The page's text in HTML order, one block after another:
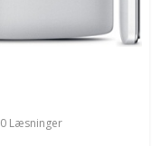
Læsninger